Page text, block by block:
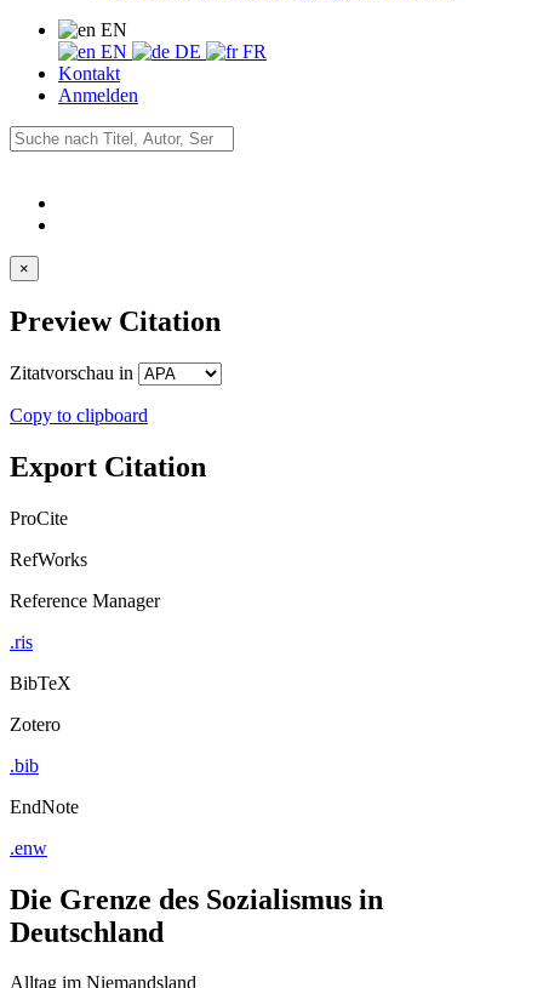
EN
EN
DE
FR
Kontakt
Anmelden
×
Preview Citation
Zitatvorschau in
Copy to clipboard
Export Citation
ProCite
RefWorks
Reference Manager
.ris
BibTeX
Zotero
.bib
EndNote
.enw
Die Grenze des Sozialismus in
Deutschland
Alltag im Niemandsland